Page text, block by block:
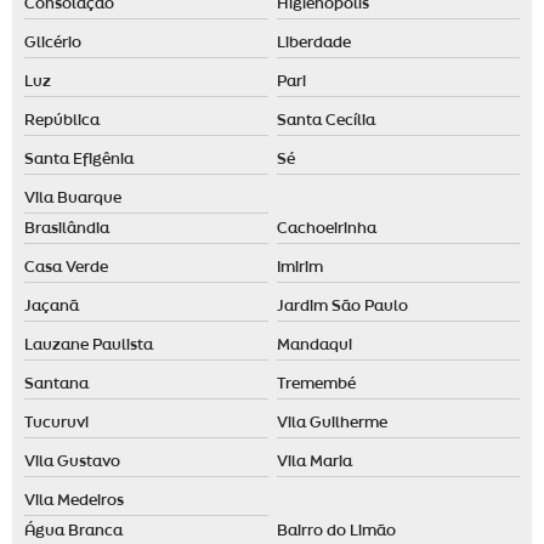
Criação de aromas personalizados para empresas
Criação de aromas personalizados para lojas
Criação de aromas personalizados sp
Desenvolvimento de aromas personalizadas
Desenvolvimento de fragrância
Desodorante de ambiente
Desodorizador de ambiente automático
Desodorizador de ambiente spray
Desodorizador elétrico
Difusor aromas elétrico
Consolação Higienópolis
Glicério Liberdade
Luz Pari
República Santa Cecília
Santa Efigênia Sé
Vila Buarque
Brasilândia Cachoeirinha
Casa Verde Imirim
Jaçanã Jardim São Paulo
Lauzane Paulista Mandaqui
Santana Tremembé
Tucuruvi Vila Guilherme
Vila Gustavo Vila Maria
Vila Medeiros
Água Branca Bairro do Limão